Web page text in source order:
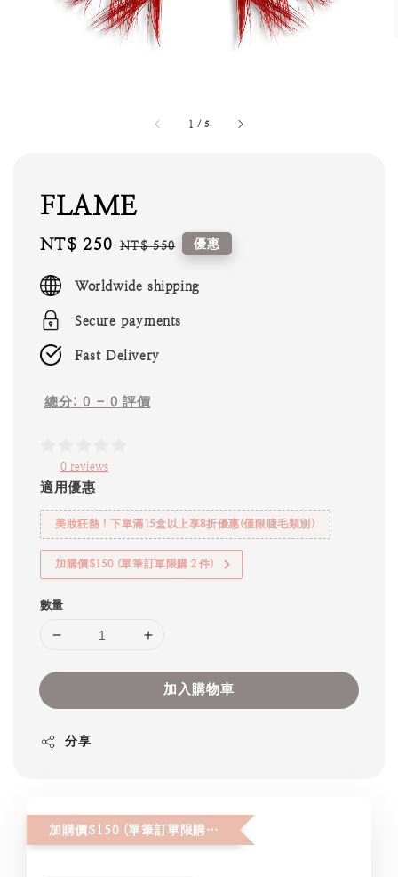
1 /5
FLAME
Sale
NT$ 250 Regular
NT$ 550 優惠
Worldwide shipping
Secure payments
Fast Delivery
總分:0 - 0 評價
0 reviews
適用優惠
美妝狂熱！下單滿15盒以上享8折優惠(僅限睫毛類別)
加購價$150 (單筆訂單限購２件)
數量
加入購物車
分享
加購價$150 (單筆訂單限購２件)